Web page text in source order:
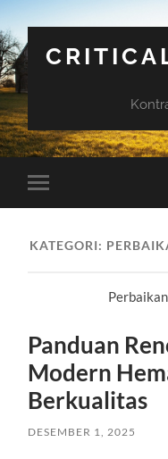
Toggle
mobile
KATEGORI:
Panduan
Modern
Berkualitas
DESEMBER 1, 2025